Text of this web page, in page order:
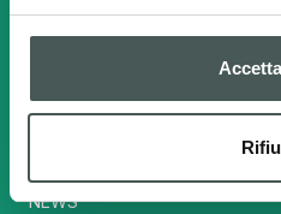
Tel. : (+39) 035724242
NEWS